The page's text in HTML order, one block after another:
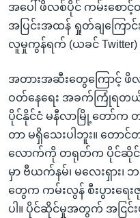
အပေါ် ဖိလစ်ပိုင် ကမ်းစော
အပြင်းအထန် ရှုတ်ချကြောင်
လူမှုကွန်ရက် (ယခင် Twitter) မှ
အတားအဆီးတွေကြောင့် ဖိလ
ဝတ်နေရေး အခက်ကြုံရတ
ပိုင်နိုင်ငံ မနီလာမြို့တော်က
တာ မရှိသေးပါဘူး။ တော
လောက်ကို တရုတ်က ပိုင်ဆိုင်က
မှာ ဗီယက်နမ်၊ မလေးရှား၊ ဘ
တွေက ကမ်းလွန် စီးပွားရေး
ပါ။ ပိုင်ဆိုင်မှုအတွက် အငြင်းပွ